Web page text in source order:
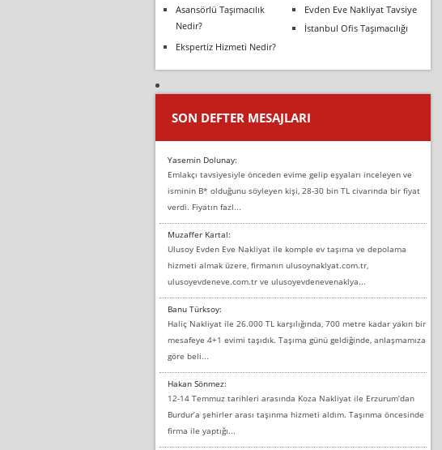
Asansörlü Taşımacılık
Nedir?
Evden Eve Nakliyat Tavsiye
İstanbul Ofis Taşımacılığı
Ekspertiz Hizmeti Nedir?
SON DEFTER MESAJLARI
Yasemin Dolunay:
Emlakçı tavsiyesiyle önceden evime gelip eşyaları inceleyen ve
isminin B* olduğunu söyleyen kişi, 28-30 bin TL civarında bir fiyat
verdi. Fiyatın fazl...
Muzaffer Kartal:
Ulusoy Evden Eve Nakliyat ile komple ev taşıma ve depolama
hizmeti almak üzere, firmanın ulusoynaklyat.com.tr,
ulusoyevdeneve.com.tr ve ulusoyevdenevenaklya...
Banu Türksoy:
Haliç Nakliyat ile 26.000 TL karşılığında, 700 metre kadar yakın bir
mesafeye 4+1 evimi taşıdık. Taşıma günü geldiğinde, anlaşmamıza
göre beli...
Hakan Sönmez:
12-14 Temmuz tarihleri arasında Koza Nakliyat ile Erzurum’dan
Burdur’a şehirler arası taşınma hizmeti aldım. Taşınma öncesinde
firma ile yaptığı...